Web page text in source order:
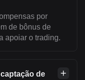
por
de bônus de
apoiar o trading.
de